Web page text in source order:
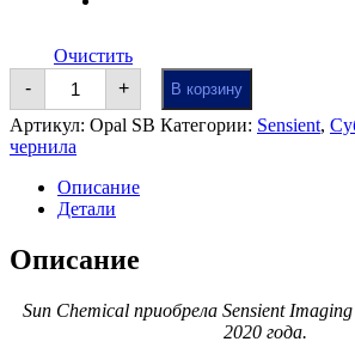
Очистить
-
Количество
Сублимационные
чернила
Sun
Chemical
Elvajet
Opal
+ В корзину
Артикул: Opal SB Категории: Sensient,
чернила
Описание
Детали
Описание
Sun Chemical приобрела Sensient
2020 года.